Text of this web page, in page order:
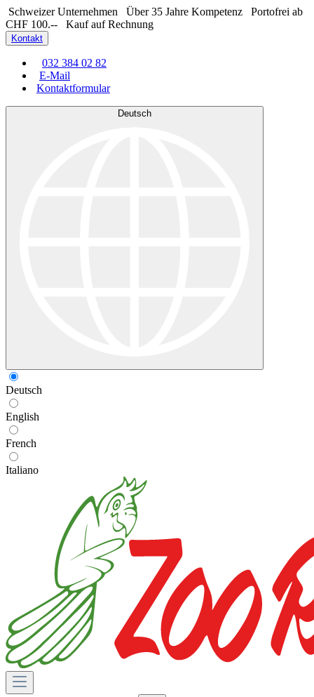
Schweizer Unternehmen Über 35 Jahre Kompetenz
Portofrei ab
CHF 100.--
Kauf auf Rechnung
Kontakt
032 384 02 82
E-Mail
Kontaktformular
Deutsch
Deutsch
English
French
Italiano